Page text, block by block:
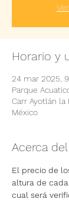
Horario y
24 mar 2025,
Parque
Carr Ayotlán la
México
Acerca
El precio de
altura de
cual será